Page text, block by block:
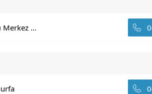
Merkez ...